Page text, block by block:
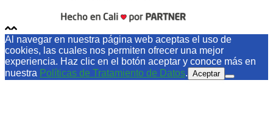
Al navegar en nuestra página web aceptas el uso de
cookies, las cuales nos permiten ofrecer una mejor
experiencia. Haz clic en el botón aceptar y conoce más en
nuestra Políticas de Tratamiento de Datos. Aceptar